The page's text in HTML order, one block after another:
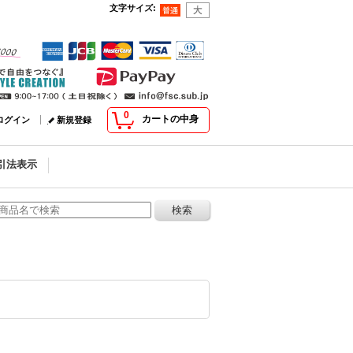
文字サイズ:
0 カートの中身
グイン 新規登録
法表示